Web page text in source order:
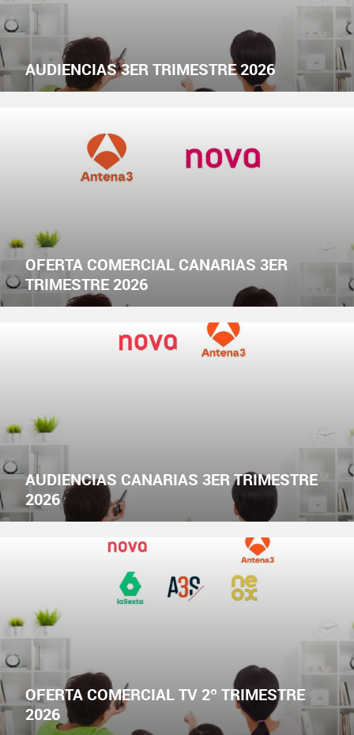
AUDIENCIAS 3ER TRIMESTRE 2026
OFERTA COMERCIAL CANARIAS 3ER
TRIMESTRE 2026
AUDIENCIAS CANARIAS 3ER TRIMESTRE
2026
OFERTA COMERCIAL TV 2º TRIMESTRE
2026